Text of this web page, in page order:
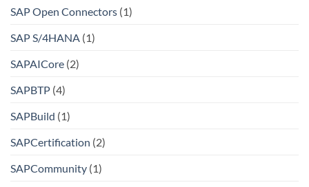
SAP Open Connectors (1)
SAP S/4HANA (1)
SAPAICore (2)
SAPBTP (4)
SAPBuild (1)
SAPCertification (2)
SAPCommunity (1)